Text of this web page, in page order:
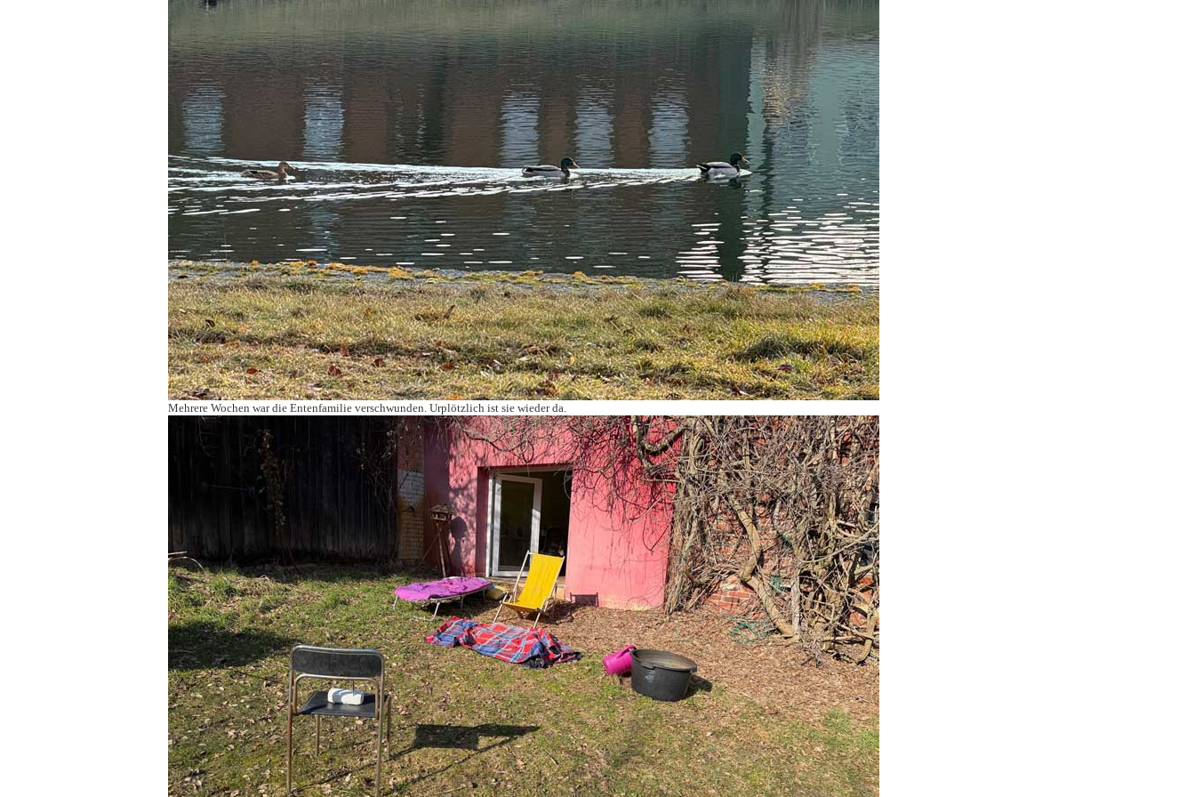
Mehrere Wochen war die Entenfamilie verschwunden. Urplötzlich ist sie wieder da.